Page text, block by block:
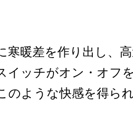
寒暖差を作り出し、
イッチがオン・オフ
のような快感を得ら